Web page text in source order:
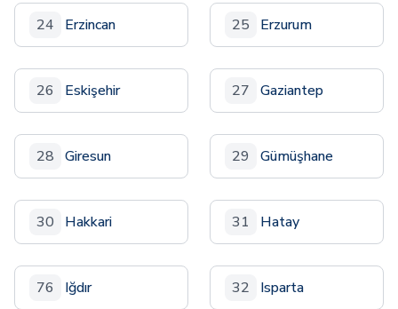
24 Erzincan 25 Erzurum
26 Eskişehir 27 Gaziantep
28 Giresun 29 Gümüşhane
30 Hakkari 31 Hatay
76 Iğdır 32 Isparta